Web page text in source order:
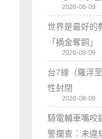
2026-08-09
世界是最好的
「摘金奪銅」
2026-08-09
台7線（羅浮
性封閉
2026-08-09
騎電輔車嘴
警攔查：未違